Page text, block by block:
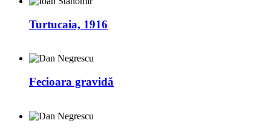
Turtucaia, 1916
Fecioara gravidă